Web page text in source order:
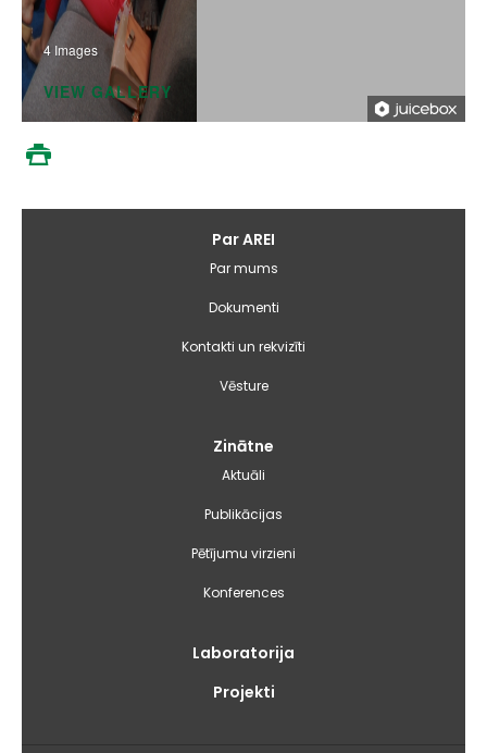
4 Images
VIEW GALLERY
Par AREI
Par mums
Dokumenti
Kontakti un rekvizīti
Vēsture
Zinātne
Aktuāli
Publikācijas
Pētījumu virzieni
Konferences
Laboratorija
Projekti